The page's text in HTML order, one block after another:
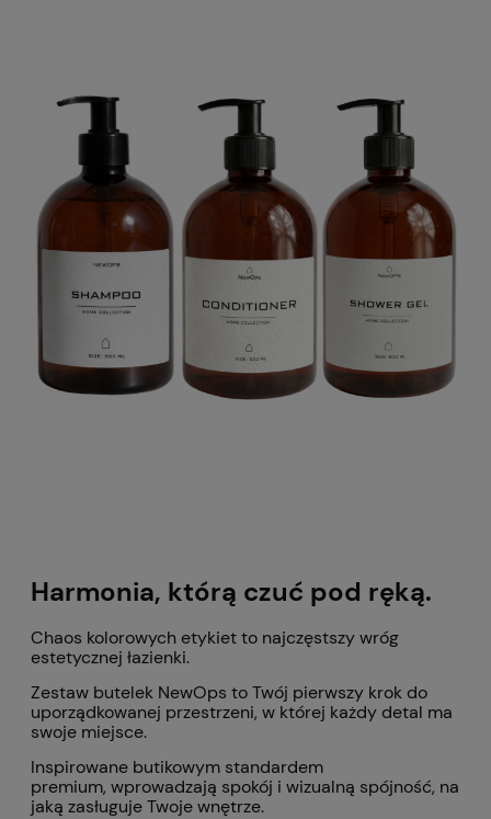
Harmonia, którą czuć pod ręką.
Chaos kolorowych etykiet to najczęstszy wróg
estetycznej łazienki.
Zestaw butelek NewOps to Twój pierwszy krok do
uporządkowanej przestrzeni, w której każdy detal ma
swoje miejsce.
Inspirowane butikowym standardem
premium, wprowadzają spokój i wizualną spójność, na
jaką zasługuje Twoje wnętrze.